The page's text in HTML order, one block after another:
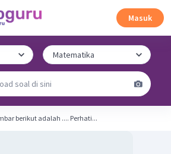
Masuk
Nilai y pada gambar berikut adalah .... Perhati...